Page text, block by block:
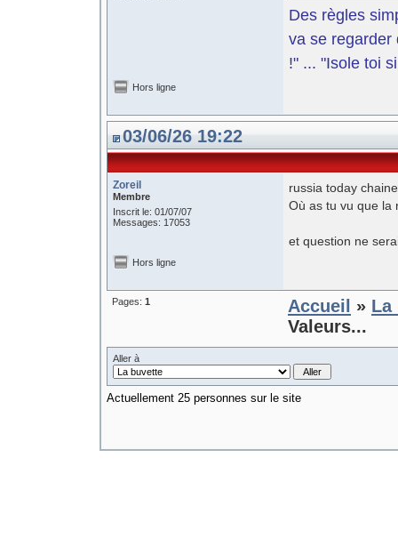
Des règles
va se regarder
!" ... "Isole toi
Hors ligne
03/06/26 19:22
Zoreil
Membre
Inscrit le: 01/07/07
Messages: 17053
russia today
Où as tu vu que la
et question ne
Hors ligne
Pages: 1 Accueil » La
Valeurs...
Aller à